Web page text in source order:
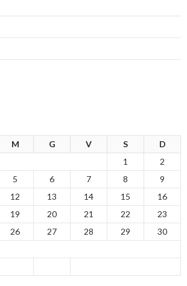
M G V S D
1
2
5 6 7 8
9
12 13 14 15
16
19 20 21 22
23
26 27 28 29
30